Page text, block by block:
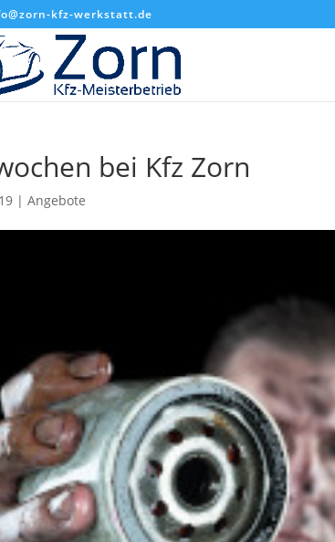
kfz-werkstatt.de
bei Kfz Zorn
| Angebote